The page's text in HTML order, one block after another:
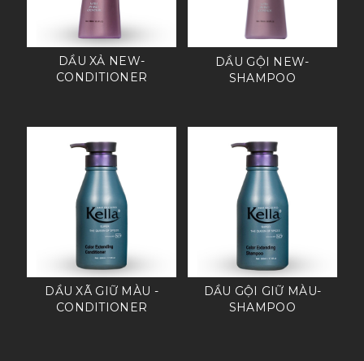
DẦU XẢ NEW-
CONDITIONER
DẦU GỘI NEW-
SHAMPOO
DẦU XÃ GIỮ MÀU -
CONDITIONER
DẦU GỘI GIỮ MÀU-
SHAMPOO